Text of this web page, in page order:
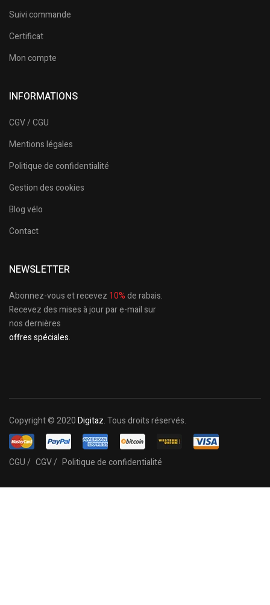
Suivi commande
Certificat
Mon compte
INFORMATIONS
CGV / CGU
Mentions légales
Politique de confidentialité
Gestion des cookies
Blog vélo
Contact
NEWSLETTER
Abonnez-vous et recevez 10%de rabais.
Recevez des mises à jour par e-mail sur
nos dernières
offres spéciales.
Copyright © 2020Digitaz. Tous droits réservés.
CGU / CGV / Politique de confidentialité